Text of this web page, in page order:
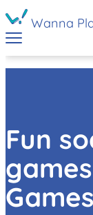
Wanna
Fun
Games